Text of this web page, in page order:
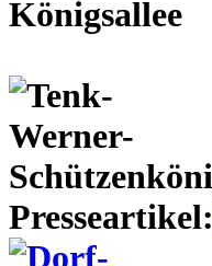
Presseartikel: